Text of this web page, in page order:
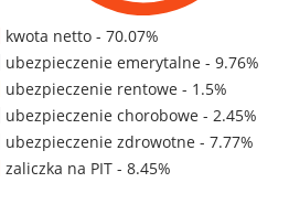
kwota netto - 70.07%
ubezpieczenie emerytalne - 9.76%
ubezpieczenie rentowe - 1.5%
ubezpieczenie chorobowe - 2.45%
ubezpieczenie zdrowotne - 7.77%
zaliczka na PIT - 8.45%